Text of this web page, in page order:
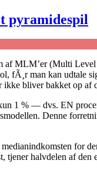
pyramidespil
MLM’er (Multi
fÃ¸r man kan
ikke bliver bakket op af
1 % — dvs. EN
Denne
for
tjener halvdelen af